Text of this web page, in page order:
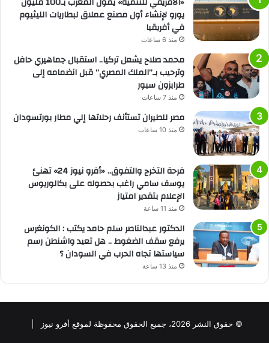
يورو لإنشاء أول مصنع عملاق لبطاريات الليثيوم
في أفريقيا
منذ 6 ساعات
محمد صلاح يشعل تركيا.. استقبال جماهيري حافل
وترحيب بـ”الملك المصري” قبل انضمامه إلى
طرابزون سبور
منذ 7 ساعات
مصر للطيران تستأنف رحلاتها إلي مطار بورتسودان
منذ 10 ساعات
فرحة التخرج والتفوق.. «أفرو نيوز 24» تهنئ
يوسف سامي راغب بحصوله على بكالوريوس
الإعلام بتقدير امتياز
منذ 11 ساعة
الدكتور عبدالناصر سلم حامد يكتب : الكونغرس
يرفع سقف الضغوط .. هل تعيد واشنطن رسم
سياستها تجاه الحرب في السودان ؟
منذ 13 ساعة
© حقوق النشر 2026، جميع الحقوق محفوظة لموقع أفرو نيوز |